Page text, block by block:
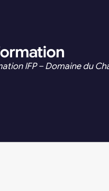
IFP – Domaine du